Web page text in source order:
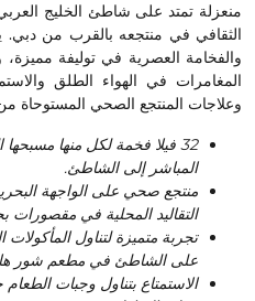
منعزلة تمتد على شاطئ الخليج
الثقافي في منتجعه بالقرب من دبي.
والفخامة العصرية في توليفة
المغامرات في الهواء الطلق
وعلاجات المنتجع الصحي المستوحاة
32 فيلا فخمة لكل منها
المباشر إلى الشاطئ.
منتجع صحي على الواجهة
التقاليد المحلية في مقصورات
تجربة متميزة لتناول
على الشاطئ في مطعم شور
الاستمتاع بتناول وجبات